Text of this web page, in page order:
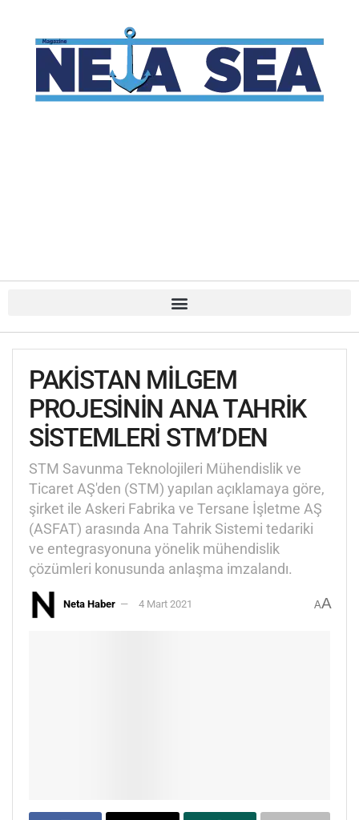
PAKİSTAN MİLGEM
PROJESİNİN ANA TAHRİK
SİSTEMLERİ STM’DEN
STM Savunma Teknolojileri Mühendislik ve
Ticaret AŞ'den (STM) yapılan açıklamaya göre,
şirket ile Askeri Fabrika ve Tersane İşletme AŞ
(ASFAT) arasında Ana Tahrik Sistemi tedariki
ve entegrasyonuna yönelik mühendislik
çözümleri konusunda anlaşma imzalandı.
Neta Haber 4 Mart 2021 AA